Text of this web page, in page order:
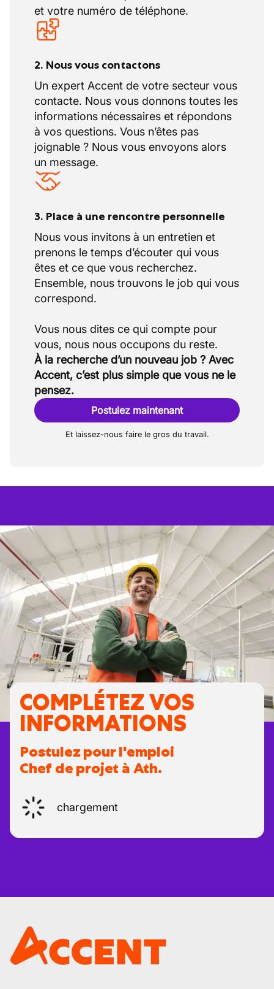
et votre numéro de téléphone.
2. Nous vous contactons
Un expert Accent de votre secteur vous
contacte. Nous vous donnons toutes les
informations nécessaires et répondons
à vos questions. Vous n’êtes pas
joignable ? Nous vous envoyons alors
un message.
3. Place à une rencontre personnelle
Nous vous invitons à un entretien et
prenons le temps d’écouter qui vous
êtes et ce que vous recherchez.
Ensemble, nous trouvons le job qui vous
correspond.
Vous nous dites ce qui compte pour
À la recherche d’un nouveau job ? Avec
Accent, c’est plus simple que vous ne le
pensez.
Postulez maintenant
Et laissez-nous faire le gros du travail.
COMPLÉTEZ VOS
INFORMATIONS
Postulez pour l'emploi
Chef de projet à Ath.
chargement